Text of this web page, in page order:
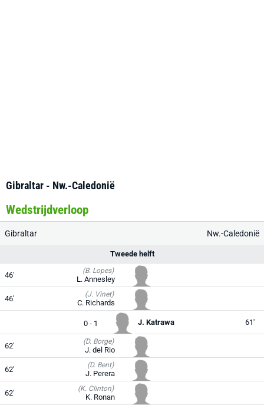
Gibraltar - Nw.-Caledonië
Wedstrijdverloop
Gibraltar Nw.-Caledonië
Tweede helft
46' (B. Lopes)
L. Annesley
46' (J. Vinet)
C. Richards
0 - 1 J. Katrawa 61'
62' (D. Borge)
J. del Rio
62' (D. Bent)
J. Perera
62' (K. Clinton)
K. Ronan